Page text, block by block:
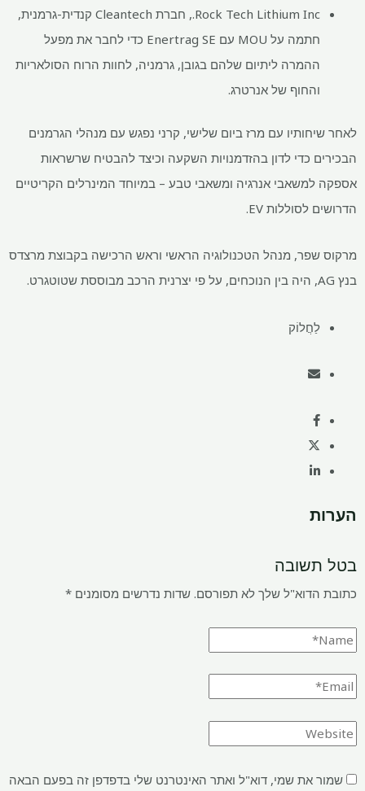
Rock Tech Lithium Inc., חברת Cleantech קנדית-גרמנית,
חתמה על MOU עם Enertrag SE כדי לחבר את מפעל
ההמרה ליתיום שלהם בגובן, גרמניה, לחוות הרוח הסולאריות
והחוף של אנרטרג.
לאחר שיחותיו עם מרז ביום שלישי, קרני נפגש עם מנהלי הגרמנים
הבכירים כדי לדון בהזדמנויות השקעה וכיצד להבטיח שרשראות
אספקה ​​למשאבי אנרגיה ומשאבי טבע – במיוחד המינרלים הקריטיים
הדרושים לסוללות EV.
מרקוס שפר, מנהל הטכנולוגיה הראשי וראש הרכישה בקבוצת מרצדס
בנץ AG, היה בין הנוכחים, על פי יצרנית הרכב מבוססת שטוטגרט.
לַחֲלוֹק
הערות
בטל תשובה
כתובת הדוא"ל שלך לא תפורסם. שדות נדרשים מסומנים *
שמור את שמי, דוא"ל ואתר האינטרנט שלי בדפדפן זה בפעם הבאה